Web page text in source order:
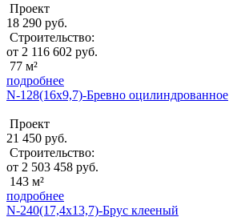
Проект
18 290 руб.
Строительство:
от 2 116 602 руб.
77 м²
подробнее
N-128(16x9,7)-Бревно оцилиндрованное
Проект
21 450 руб.
Строительство:
от 2 503 458 руб.
143 м²
подробнее
N-240(17,4x13,7)-Брус клееный